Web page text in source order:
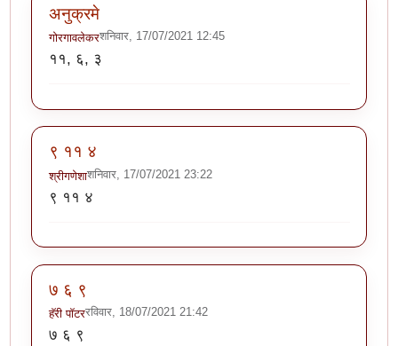
अनुक्रमे
गोरगावलेकरशनिवार, 17/07/2021 12:45
११, ६, ३
९ ११ ४
श्रीगणेशाशनिवार, 17/07/2021 23:22
९ ११ ४
७ ६ ९
हॅरी पॉटररविवार, 18/07/2021 21:42
७ ६ ९